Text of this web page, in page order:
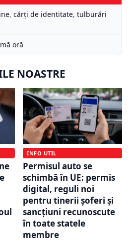
, cărți de identitate, tulburări
oră
NOASTRE
INFO UTIL
Permisul auto se
schimbă în UE: permis
digital, reguli noi
pentru tinerii șoferi și
sancțiuni recunoscute
în toate statele
membre